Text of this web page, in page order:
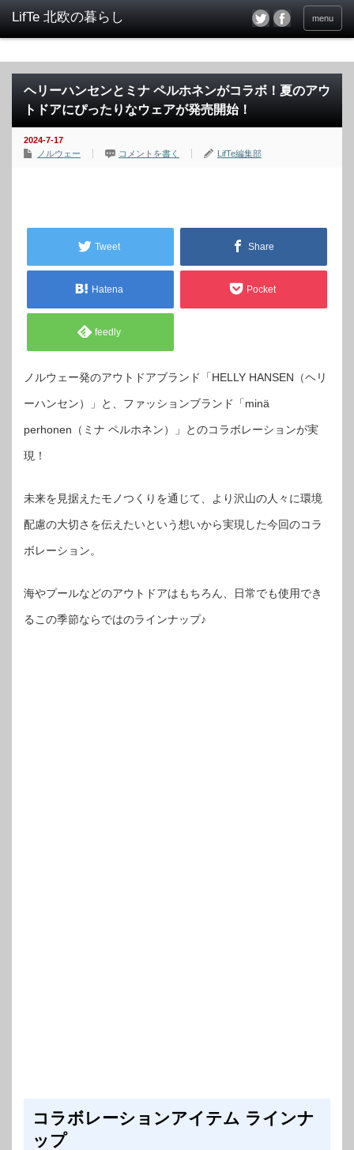
menu
ヘリーハンセンとミナ ペルホネンがコラボ！夏のアウ
トドアにぴったりなウェアが発売開始！
2024-7-17
ノルウェー
コメントを書く LifTe編集部
Tweet Share
Hatena Pocket
feedly
ノルウェー発のアウトドアブランド「HELLY HANSEN（ヘリ
ーハンセン）」と、ファッションブランド「minä
perhonen（ミナ ペルホネン）」とのコラボレーションが実
現！
未来を見据えたモノつくりを通じて、より沢山の人々に環境
配慮の大切さを伝えたいという想いから実現した今回のコラ
ボレーション。
海やプールなどのアウトドアはもちろん、日常でも使用でき
るこの季節ならではのラインナップ♪
コラボレーションアイテム ラインナ
ップ